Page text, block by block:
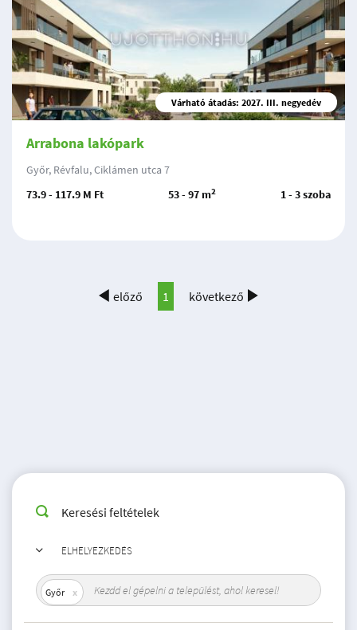
Várható átadás: 2027. III. negyedév
Arrabona lakópark
Győr, Révfalu, Ciklámen utca 7
73.9 - 117.9 M Ft
53 - 97 m2 1 - 3 szoba
előző 1 következő
Keresési feltételek
ELHELYEZKEDÉS
Győr